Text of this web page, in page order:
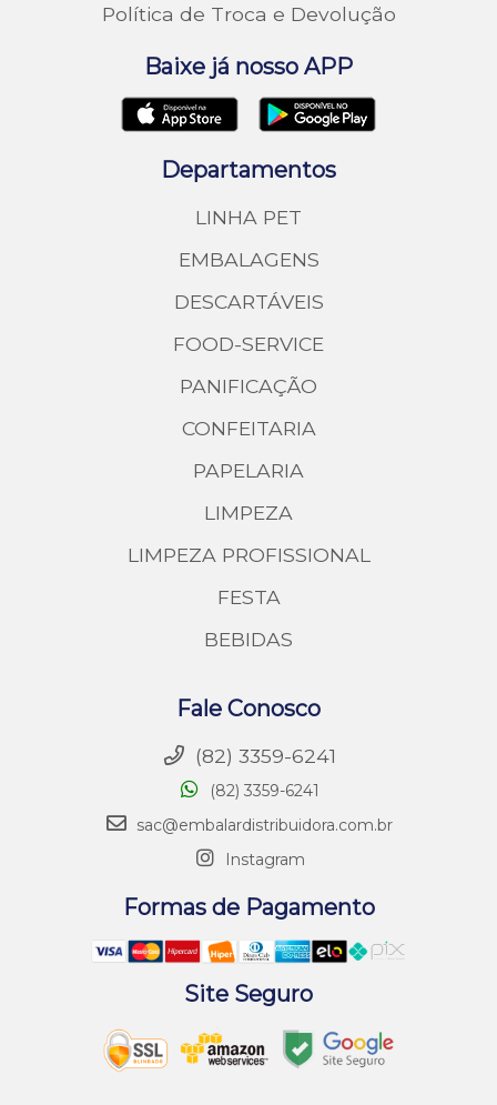
Política de Troca e Devolução
Baixe já nosso APP
Departamentos
LINHA PET
EMBALAGENS
DESCARTÁVEIS
FOOD-SERVICE
PANIFICAÇÃO
CONFEITARIA
PAPELARIA
LIMPEZA
LIMPEZA PROFISSIONAL
FESTA
BEBIDAS
Fale Conosco
(82) 3359-6241
(82) 3359-6241
sac@embalardistribuidora.com.br
Instagram
Formas de Pagamento
Site Seguro